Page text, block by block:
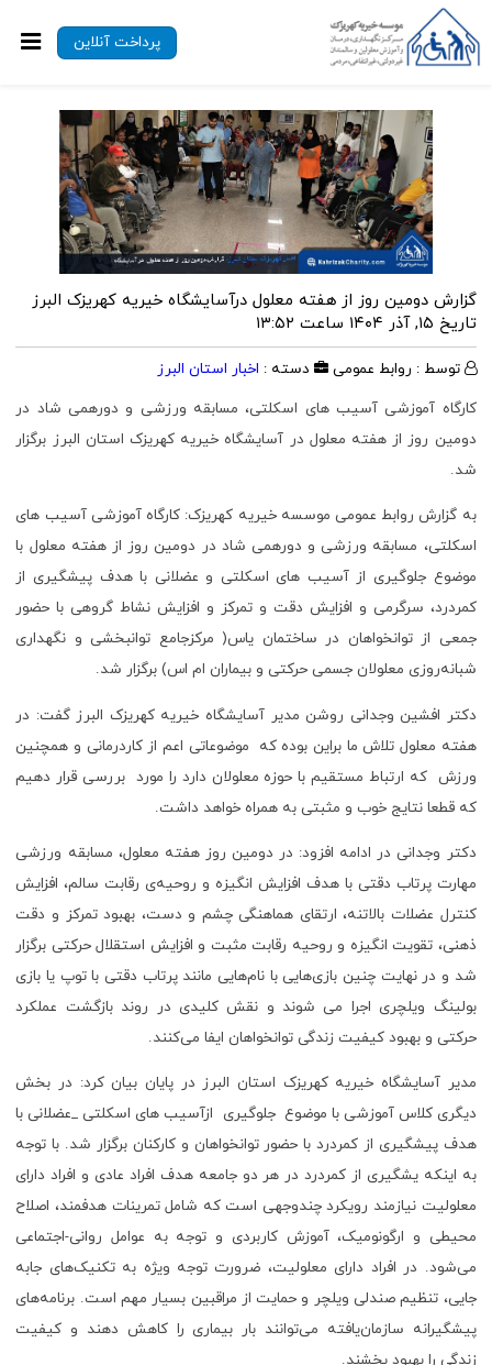
پرداخت آنلاین
گزارش دومین روز از هفته معلول درآسایشگاه خیریه کهریزک البرز
تاریخ ۱۵, آذر ۱۴۰۴ ساعت ۱۳:۵۲
توسط : روابط عمومی دسته : اخبار استان البرز
کارگاه آموزشی آسیب های اسکلتی، مسابقه ورزشی و دورهمی شاد در
دومین روز از هفته معلول در آسایشگاه خیریه کهریزک استان البرز برگزار
شد.
به گزارش روابط عمومی موسسه خیریه کهریزک: کارگاه آموزشی آسیب های
اسکلتی، مسابقه ورزشی و دورهمی شاد در دومین روز از هفته معلول با
موضوع جلوگیری از آسیب های اسکلتی و عضلانی با هدف پیشگیری از
کمردرد، سرگرمی و افزایش دقت و تمرکز و افزایش نشاط گروهی با حضور
جمعی از توانخواهان در ساختمان یاس( مرکزجامع توانبخشی و نگهداری
شبانه‌روزی معلولان جسمی حرکتی و بیماران ام اس) برگزار شد.
دکتر افشین وجدانی روشن مدیر آسایشگاه خیریه کهریزک البرز گفت: در
هفته معلول تلاش ما براین بوده که موضوعاتی اعم از کاردرمانی و همچنین
ورزش که ارتباط مستقیم با حوزه معلولان دارد را مورد بررسی قرار دهیم
که قطعا نتایج خوب و مثبتی به همراه خواهد داشت.
دکتر وجدانی در ادامه افزود: در دومین روز هفته معلول، مسابقه ورزشی
مهارت پرتاب دقتی با هدف افزایش انگیزه و روحیه‌ی رقابت سالم، افزایش
کنترل عضلات بالاتنه، ارتقای هماهنگی چشم و دست، بهبود تمرکز و دقت
ذهنی، تقویت انگیزه و روحیه رقابت مثبت و افزایش استقلال حرکتی برگزار
شد و در نهایت چنین بازی‌هایی با نام‌هایی مانند پرتاب دقتی با توپ یا بازی
بولینگ ویلچری اجرا می شوند و نقش کلیدی در روند بازگشت عملکرد
حرکتی و بهبود کیفیت زندگی توانخواهان ایفا می‌کنند.
مدیر آسایشگاه خیریه کهریزک استان البرز در پایان بیان کرد: در بخش
دیگری کلاس آموزشی با موضوع جلوگیری ازآسیب های اسکلتی _عضلانی با
هدف پیشگیری از کمردرد با حضور توانخواهان و کارکنان برگزار شد. با توجه
به اینکه یشگیری از کمردرد در هر دو جامعه هدف افراد عادی و افراد دارای
معلولیت نیازمند رویکرد چندوجهی است که شامل تمرینات هدفمند، اصلاح
محیطی و ارگونومیک، آموزش کاربردی و توجه به عوامل روانی-اجتماعی
می‌شود. در افراد دارای معلولیت، ضرورت توجه ویژه به تکنیک‌های جابه
جایی، تنظیم صندلی ویلچر و حمایت از مراقبین بسیار مهم است. برنامه‌های
پیشگیرانه سازمان‌یافته می‌توانند بار بیماری را کاهش دهند و کیفیت
زندگی را بهبود بخشند.